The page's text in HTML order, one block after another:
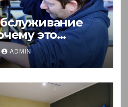
это
новой?
ADMIN